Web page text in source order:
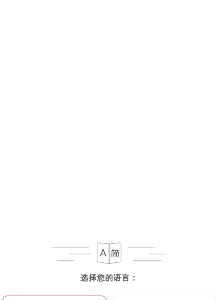
选择您的语言：
选择您的语言：